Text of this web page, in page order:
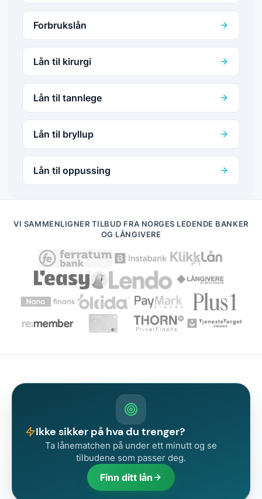
Forbrukslån
Lån til kirurgi
Lån til tannlege
Lån til bryllup
Lån til oppussing
VI SAMMENLIGNER TILBUD FRA NORGES LEDENDE BANKER
OG LÅNGIVERE
Ikke sikker på hva du trenger?
Ta lånematchen på under ett minutt og se
tilbudene som passer deg.
Finn ditt lån